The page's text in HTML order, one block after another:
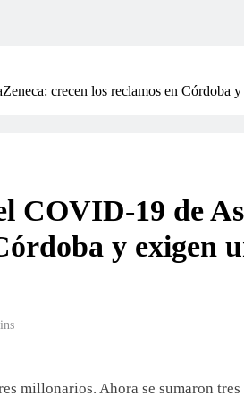
crecen los reclamos en Córdoba
COVID-19 de
y exigen
millonarios. Ahora se sumaron